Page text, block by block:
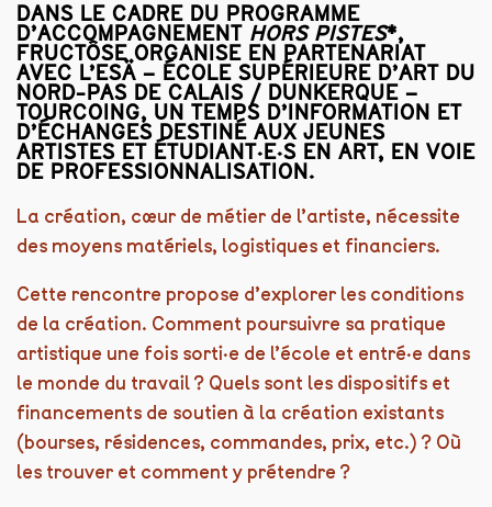
DANS LE CADRE DU PROGRAMME
D’ACCOMPAGNEMENT HORS PISTES*,
FRUCTÔSE ORGANISE EN PARTENARIAT
AVEC L’ESÄ – ÉCOLE SUPÉRIEURE D’ART DU
NORD-PAS DE CALAIS / DUNKERQUE –
TOURCOING, UN TEMPS D’INFORMATION ET
D’ÉCHANGES DESTINÉ AUX JEUNES
ARTISTES ET ÉTUDIANT·E·S EN ART, EN VOIE
DE PROFESSIONNALISATION.
La création, cœur de métier de l’artiste, nécessite
des moyens matériels, logistiques et financiers.
Cette rencontre propose d’explorer les conditions
de la création. Comment poursuivre sa pratique
artistique une fois sorti·e de l’école et entré·e dans
le monde du travail ? Quels sont les dispositifs et
financements de soutien à la création existants
(bourses, résidences, commandes, prix, etc.) ? Où
les trouver et comment y prétendre ?